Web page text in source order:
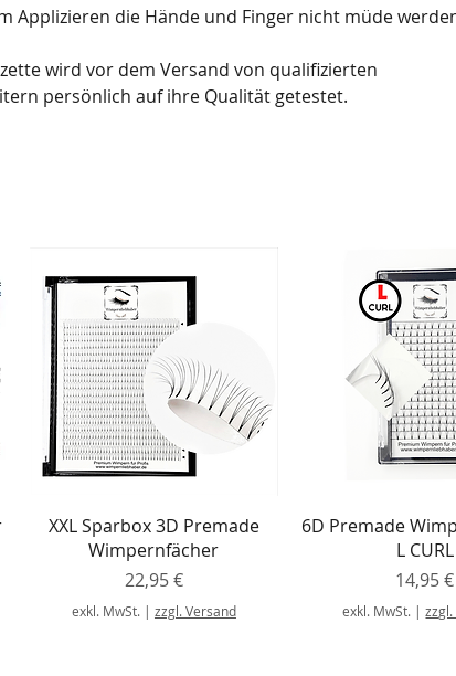
Applizieren die Hände und Finger nicht müde
wird vor dem Versand von qualifizierten
persönlich auf ihre Qualität getestet.
Schnellansicht
XXL Sparbox 3D Premade
Wimpernfächer
Preis
22,95 €
exkl. MwSt. | zzgl. Versand
6D Premade
L CURL
Preis
14,95 €
exkl. MwSt. |